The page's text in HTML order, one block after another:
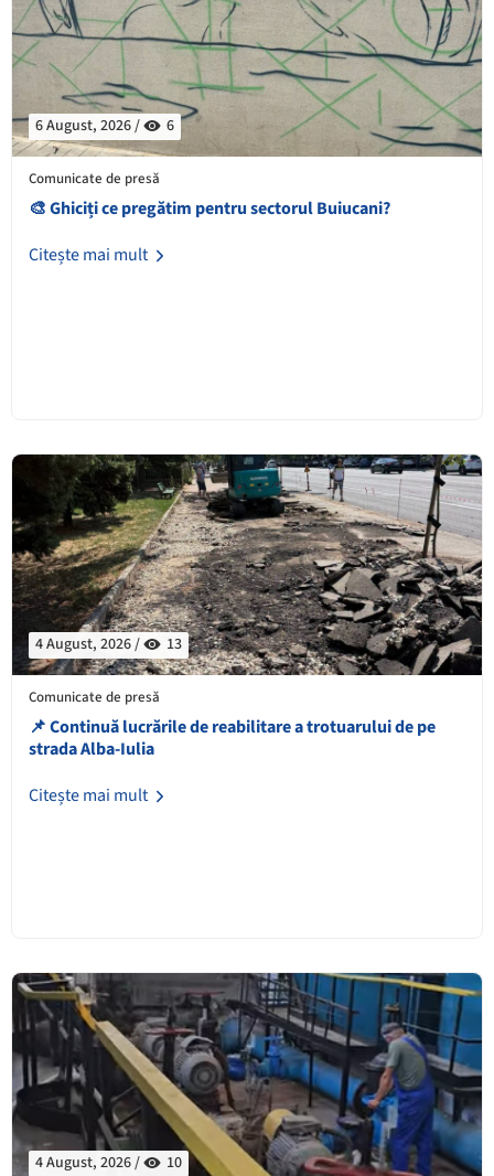
6 August, 2026 / 6
Comunicate de presă
🎨 Ghiciți ce pregătim pentru sectorul Buiucani?
Citește mai mult
4 August, 2026 / 13
Comunicate de presă
📌 Continuă lucrările de reabilitare a trotuarului de pe
strada Alba-Iulia
Citește mai mult
4 August, 2026 / 10